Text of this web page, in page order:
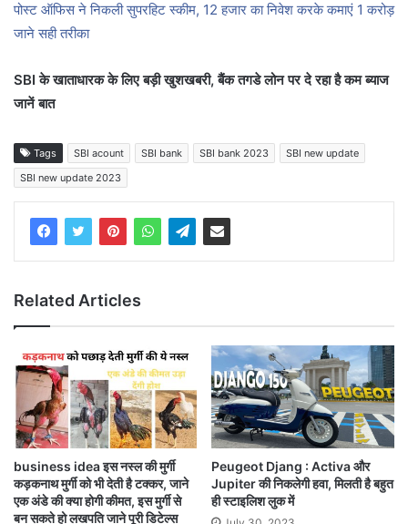
पोस्ट ऑफिस ने निकली सुपरहिट स्कीम, 12 हजार का निवेश करके कमाएं 1 करोड़
जाने सही तरीका
SBI के खाताधारक के लिए बड़ी खुशखबरी, बैंक तगडे लोन पर दे रहा है कम ब्याज
जानें बात
Tags SBI acount SBI bank SBI bank 2023
SBI new update
SBI new update 2023
Related Articles
business idea इस नस्ल की मुर्गी
कड़कनाथ मुर्गी को भी देती है टक्कर, जाने
एक अंडे की क्या होगी कीमत, इस मुर्गी से
बन सकते हो लखपति जाने पूरी डिटेल्स
Peugeot Djang : Activa और
Jupiter की निकलेगी हवा, मिलती है बहुत
ही स्टाइलिश लुक में